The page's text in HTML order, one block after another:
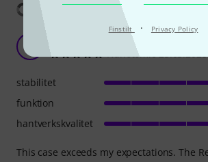
Finstilt · Privacy Policy
Visa översättning
Nanotomic 25.03.2025
This case exceeds my expectations. The
stabilitet
funktion
hantverkskvalitet